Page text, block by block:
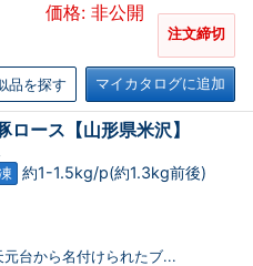
価格: 非公開
注文締切
品を探す マイカタログに追加
ロース【山形県米沢】
約1-1.5kg/p(約1.3kg前後)
台から名付けられたブ...